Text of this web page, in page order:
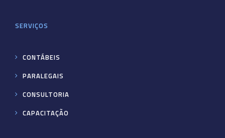
SERVIÇOS
CONTÁBEIS
PARALEGAIS
CONSULTORIA
CAPACITAÇÃO